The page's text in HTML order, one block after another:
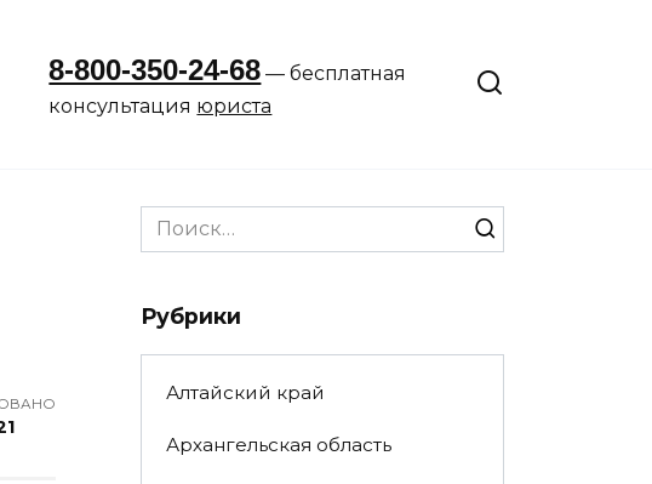
8-800-350-24-68 — бесплатная
консультация юриста
Search
for:
Рубрики
Алтайский край
Архангельская область